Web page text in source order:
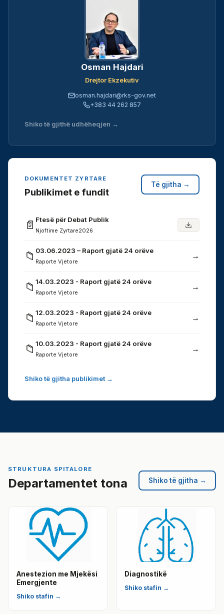
Osman Hajdari
Drejtor Ekzekutiv
osman.hajdari@rks-gov.net
+383 44 262 857
Shiko të gjithë udhëheqjen →
DOKUMENTET ZYRTARE
Publikimet e fundit
Të gjitha →
📄 Ftesë për Debat Publik
Njoftime Zyrtare2026
📁 03.06.2023 – Raport gjatë 24 orëve
Raporte Vjetore
→
📁 14.03.2023 - Raport gjatë 24 orëve
Raporte Vjetore
→
📁 12.03.2023 - Raport gjatë 24 orëve
Raporte Vjetore
→
📁 10.03.2023 - Raport gjatë 24 orëve
Raporte Vjetore
→
Shiko të gjitha publikimet →
STRUKTURA SPITALORE
Departamentet tona Shiko të gjitha →
Anestezion me Mjekësi
Emergjente
Shiko stafin →
Diagnostikë
Shiko stafin →